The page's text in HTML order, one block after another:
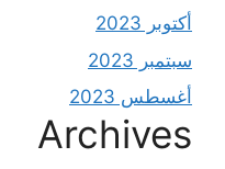
أكتوبر 2023
سبتمبر 2023
أغسطس 2023
Archives